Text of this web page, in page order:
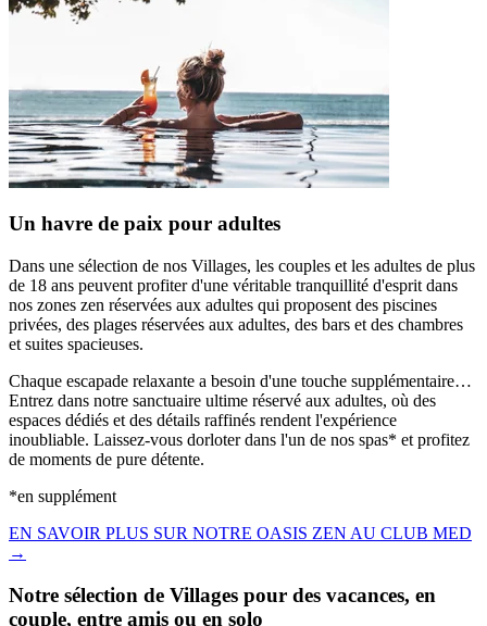
Un havre de paix pour adultes
Dans une sélection de nos Villages, les couples et les adultes de plus
de 18 ans peuvent profiter d'une véritable tranquillité d'esprit dans
nos zones zen réservées aux adultes qui proposent des piscines
privées, des plages réservées aux adultes, des bars et des chambres
et suites spacieuses.
Chaque escapade relaxante a besoin d'une touche supplémentaire…
Entrez dans notre sanctuaire ultime réservé aux adultes, où des
espaces dédiés et des détails raffinés rendent l'expérience
inoubliable. Laissez-vous dorloter dans l'un de nos spas* et profitez
de moments de pure détente.
*en supplément
EN SAVOIR PLUS SUR NOTRE OASIS ZEN AU CLUB MED
→
Notre sélection de Villages pour des vacances, en
couple, entre amis ou en solo